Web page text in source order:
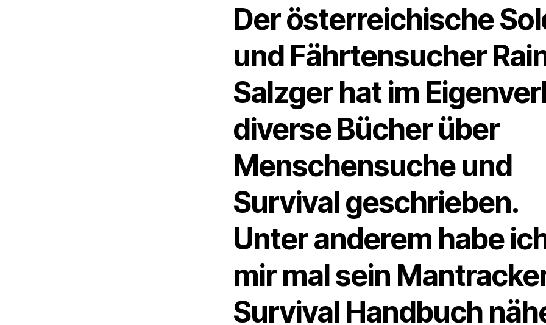
Der österreichische
und Fährtensucher
Salzger hat im
diverse Bücher über
Menschensuche und
Survival geschrieben.
Unter anderem habe
mir mal sein
Survival Handbuch